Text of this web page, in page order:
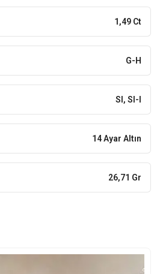
1,49 Ct
G-H
SI, SI-I
14 Ayar Altın
26,71 Gr